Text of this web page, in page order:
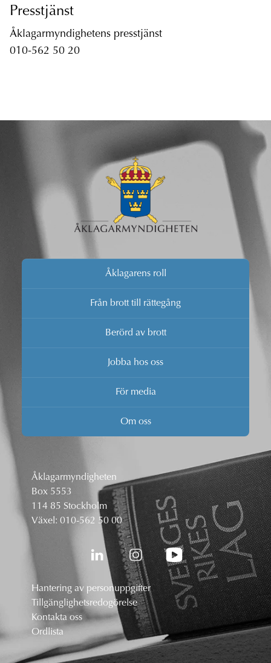
Presstjänst
Åklagarmyndighetens presstjänst
010-562 50 20
Åklagarens roll
Från brott till rättegång
Berörd av brott
Jobba hos oss
För media
Om oss
Åklagarmyndigheten
Box 5553
114 85 Stockholm
Växel: 010-562 50 00
Hantering av personuppgifter
Tillgänglighetsredogörelse
Kontakta oss
Ordlista